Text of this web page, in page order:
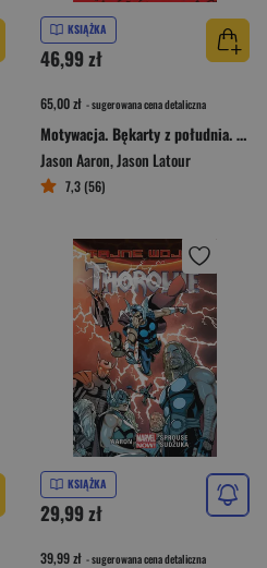
KSIĄŻKA
46,99 zł
65,00 zł - sugerowana cena detaliczna
Motywacja. Bękarty z południa. Tom 4
Jason Aaron,Jason Latour
7,3 (56)
KSIĄŻKA
29,99 zł
39,99 zł - sugerowana cena detaliczna